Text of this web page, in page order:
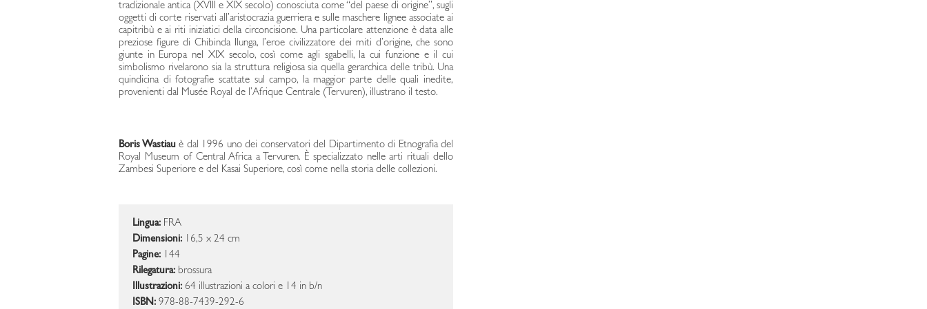
tradizionale antica (XVIII e XIX secolo) conosciuta come “del paese di origine”, sugli
oggetti di corte riservati all’aristocrazia guerriera e sulle maschere lignee associate ai
capitribù e ai riti iniziatici della circoncisione. Una particolare attenzione è data alle
preziose figure di Chibinda Ilunga, l’eroe civilizzatore dei miti d’origine, che sono
giunte in Europa nel XIX secolo, così come agli sgabelli, la cui funzione e il cui
simbolismo rivelarono sia la struttura religiosa sia quella gerarchica delle tribù. Una
quindicina di fotografie scattate sul campo, la maggior parte delle quali inedite,
provenienti dal Musée Royal de l’Afrique Centrale (Tervuren), illustrano il testo.
Boris Wastiau è dal 1996 uno dei conservatori del Dipartimento di Etnografia del
Royal Museum of Central Africa a Tervuren. È specializzato nelle arti rituali dello
Zambesi Superiore e del Kasai Superiore, così come nella storia delle collezioni.
Lingua: FRA
Dimensioni: 16,5 x 24 cm
Pagine: 144
Rilegatura: brossura
Illustrazioni: 64 illustrazioni a colori e 14 in b/n
ISBN: 978-88-7439-292-6